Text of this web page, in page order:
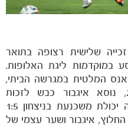
שלישית רצופה בתואר
במוקדמות ליגת האלופות.
המלטית במגרשה הביתי,
הקבוצה הפסידה בתוצאה 2:1, נוסא איגבור כבש לזכות
הצהובים. בגומלין הקבוצה הציגה יכולת משכנעת בניצחון 1:5
איגבור ושער עצמי של